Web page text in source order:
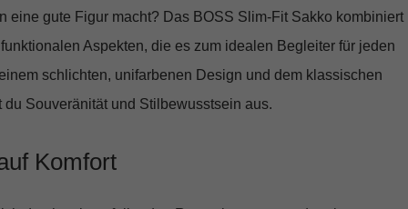
eine gute Figur macht? Das BOSS Slim-Fit Sakko kombiniert
Aspekten, die es zum idealen Begleiter für jeden
schlichten, unifarbenen Design und dem klassischen
du Souveränität und Stilbewusstsein aus.
Komfort